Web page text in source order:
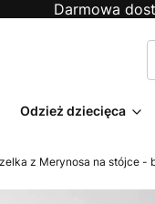
Darmowa
Odzież dziecięca
z Merynosa na stójce -